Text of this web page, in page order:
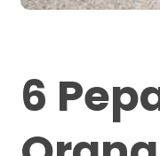
6